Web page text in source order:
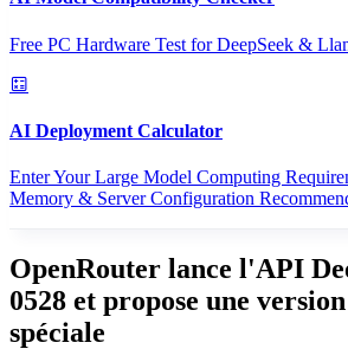
Free PC Hardware Test for DeepSeek &
AI Deployment Calculator
Enter Your Large Model Computing
Memory & Server Configuration
OpenRouter lance l'API
0528 et propose une
spéciale